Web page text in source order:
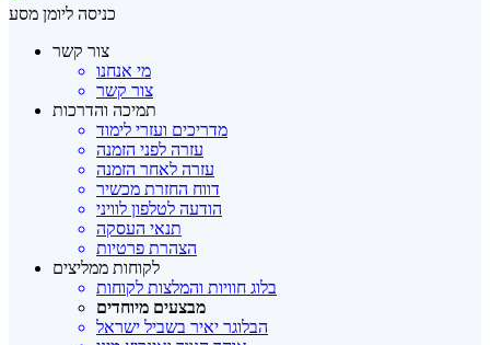
כניסה ליומן מסע
צור קשר
מי אנחנו
צור קשר
תמיכה והדרכות
מדריכים ועזרי לימוד
עזרה לפני הזמנה
עזרה לאחר הזמנה
דווח החזרת מכשיר
הודעה לטלפון לוויני
תנאי העסקה
הצהרת פרטיות
לקוחות ממליצים
בלוג חוויות והמלצות לקוחות
מבצעים מיוחדים
הבלוגר יאיר בשביל ישראל